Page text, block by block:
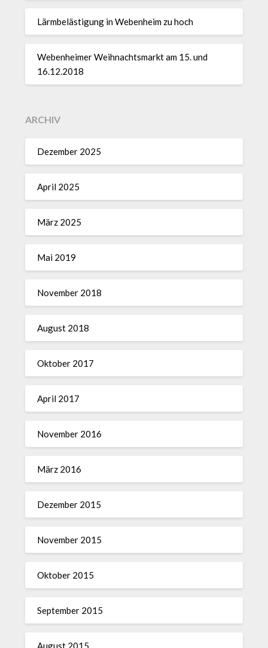
Lärmbelästigung in Webenheim zu hoch
Webenheimer Weihnachtsmarkt am 15. und
16.12.2018
ARCHIV
Dezember 2025
April 2025
März 2025
Mai 2019
November 2018
August 2018
Oktober 2017
April 2017
November 2016
März 2016
Dezember 2015
November 2015
Oktober 2015
September 2015
August 2015